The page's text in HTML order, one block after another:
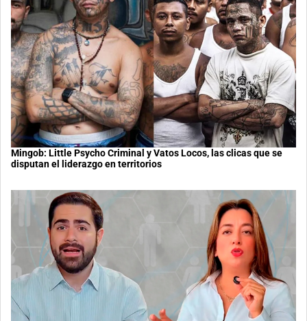
Mingob: Little Psycho Criminal y Vatos Locos, las clicas que se
disputan el liderazgo en territorios